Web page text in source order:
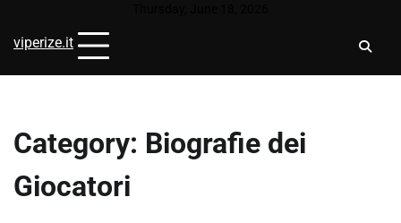
content
viperize.it
Category: Biografie dei
Giocatori